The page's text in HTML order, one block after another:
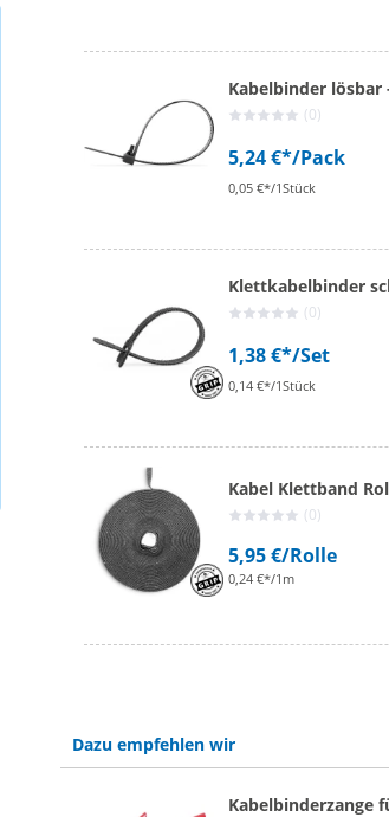
Kabelbinder lösbar
(0)
5,24 €*/Pack
0,05 €*/1Stück
Klettkabelbinder
(0)
1,38 €*/Set
0,14 €*/1Stück
Kabel Klettband
(0)
5,95 €/Rolle
0,24 €*/1m
Dazu empfehlen wir
Kabelbinderzange